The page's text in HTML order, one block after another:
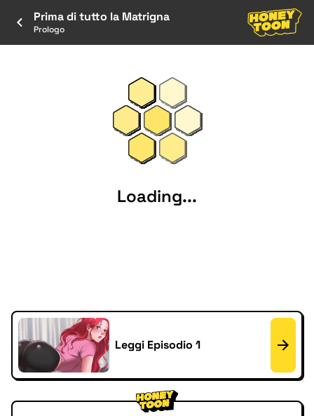
Prima di tutto la Matrigna
Prologo
Loading...
Leggi Episodio 1